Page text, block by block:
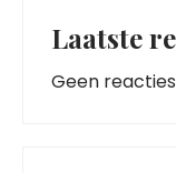
Laatste
Geen